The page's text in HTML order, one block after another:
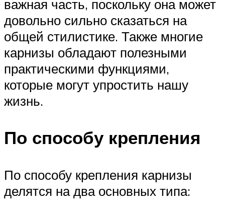
важная часть, поскольку она может
довольно сильно сказаться на
общей стилистике. Также многие
карнизы обладают полезными
практическими функциями,
которые могут упростить нашу
жизнь.
По способу крепления
По способу крепления карнизы
делятся на два основных типа: